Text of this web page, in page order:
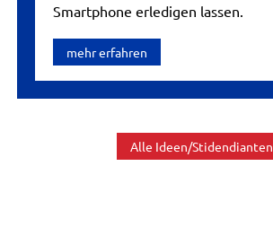
Smartphone erledigen lassen.
mehr erfahren
Alle Ideen/Stidendianten